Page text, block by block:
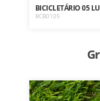
BICICLETÁRIO 05
BCB0105